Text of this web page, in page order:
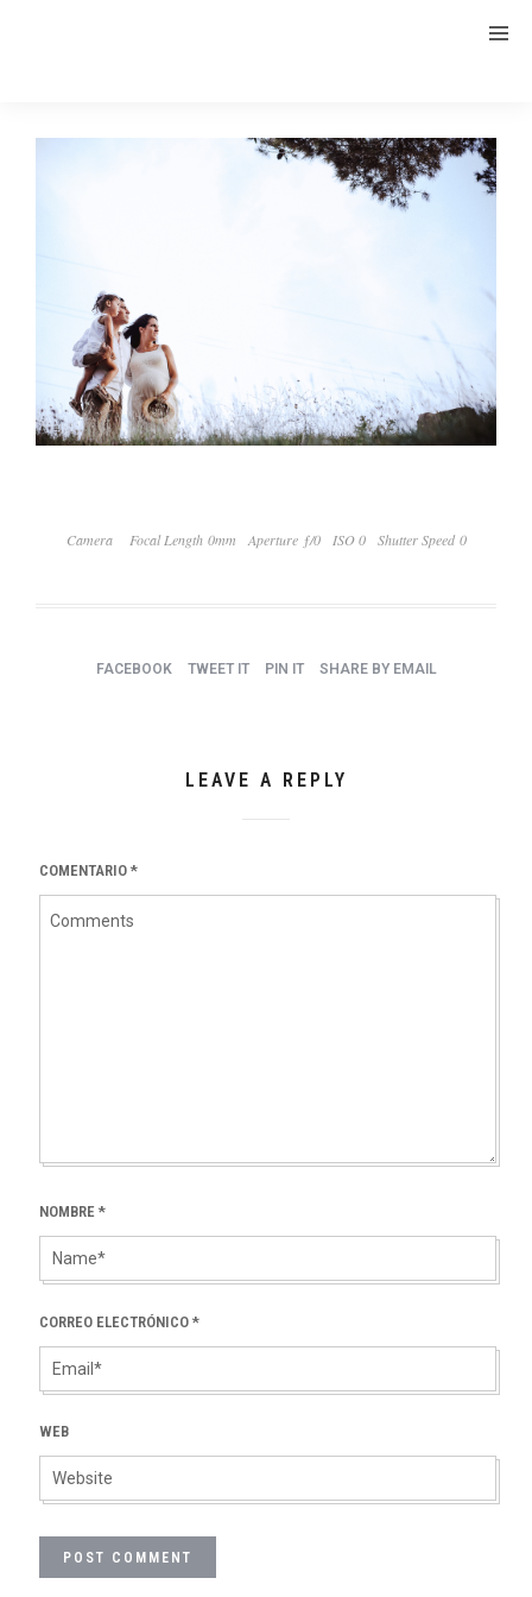
Camera Focal Length 0mm Aperture ƒ/0 ISO 0 Shutter Speed 0
FACEBOOK TWEET IT PIN IT SHARE BY EMAIL
LEAVE A REPLY
COMENTARIO *
NOMBRE *
CORREO ELECTRÓNICO *
WEB